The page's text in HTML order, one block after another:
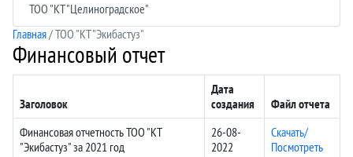
ТОО "КТ "Целиноградское"
Главная/ ТОО "КТ "Экибастуз"
Финансовый отчет
Заголовок
Дата
создания
Файл отчета
Финансовая отчетность ТОО "КТ
"Экибастуз" за 2021 год
26-08-
2022
Скачать/
Посмотреть